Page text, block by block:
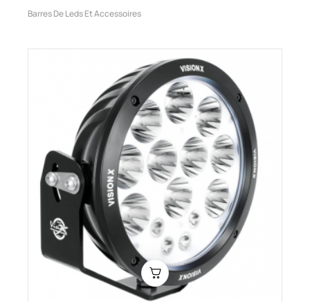
Barres De Leds Et Accessoires